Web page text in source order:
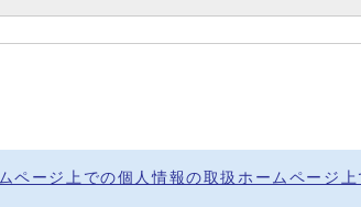
ページ上での個人情報の取扱ホームページ